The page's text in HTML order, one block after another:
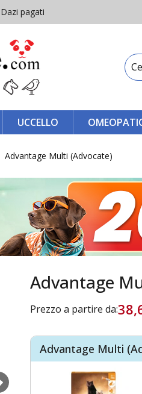
pagati
UCCELLO
Advantage Multi (Advocate)
Advantage
Prezzo a partire da:
Advantage Multi